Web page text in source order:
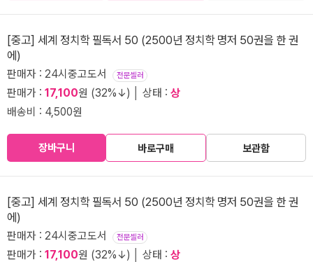
[중고] 세계 정치학 필독서 50 (2500년 정치학 명저 50권을 한 권
에)
판매자 : 24시중고도서 전문셀러
판매가 : 17,100원 (32%↓) │ 상태 : 상
배송비 : 4,500원
장바구니 바로구매 보관함
[중고] 세계 정치학 필독서 50 (2500년 정치학 명저 50권을 한 권
에)
판매자 : 24시중고도서 전문셀러
판매가 : 17,100원 (32%↓) │ 상태 : 상